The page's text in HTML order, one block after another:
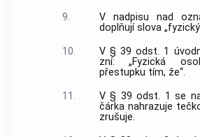
9.
V nadpisu nad
doplňují slova
10.
V § 39 odst. 1
zní: „Fyzická
přestupku tím, že“.
11.
V § 39 odst. 1 se
čárka nahrazuje
zrušuje.